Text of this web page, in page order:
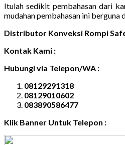
Itulah sedikit pembahasan dari
mudahan pembahasan ini
Distributor Konveksi Rompi
Kontak Kami :
Hubungi via Telepon/WA :
08129291318
08129010602
083890586477
Klik Banner Untuk Telepon :